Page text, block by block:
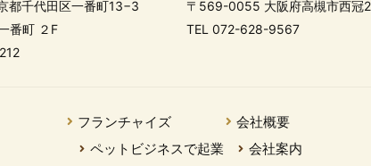
都千代田区一番町13−3
番町 ２F
〒569-0055 大阪府高槻市西冠
TEL 072-628-9567
フランチャイズ
ペットビジネスで起業
会社概要
会社案内